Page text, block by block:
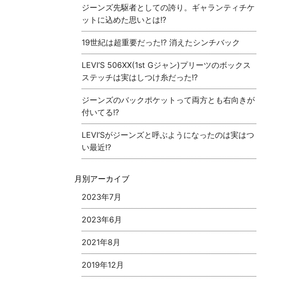
ジーンズ先駆者としての誇り。ギャランティチケ
ットに込めた思いとは!?
19世紀は超重要だった!? 消えたシンチバック
LEVI’S 506XX(1st Gジャン)プリーツのボックス
ステッチは実はしつけ糸だった!?
ジーンズのバックポケットって両方とも右向きが
付いてる!?
LEVI’Sがジーンズと呼ぶようになったのは実はつ
い最近!?
月別アーカイブ
2023年7月
2023年6月
2021年8月
2019年12月